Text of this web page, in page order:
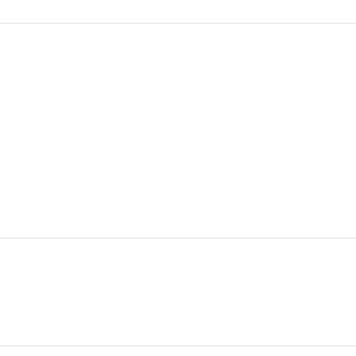
dòng sản phẩm từ cá nhân đến chuyên nghiệp. Các bộ cọ